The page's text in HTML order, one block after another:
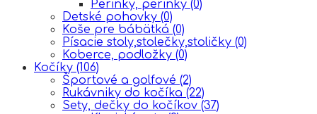
Perinky, perinky (0)
Detské pohovky (0)
Koše pre bábätká (0)
Písacie stoly,stolečky,stoličky (0)
Koberce, podložky (0)
Kočíky (106)
Športové a golfové (2)
Rukávniky do kočíka (22)
Sety, dečky do kočíkov (37)